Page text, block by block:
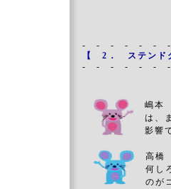
- - - - - -
【
2． ステンド
- - - - - -
嶋本
は
影響
高橋
何し
のが